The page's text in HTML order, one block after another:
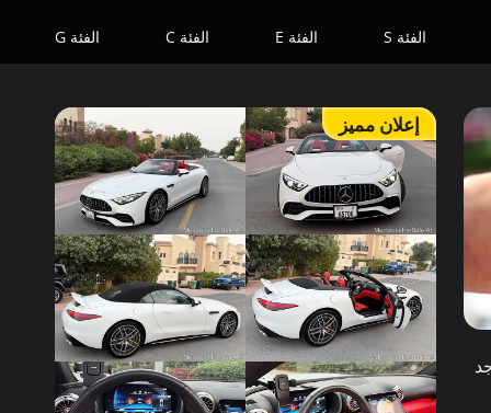
الفئة S الفئة E الفئة C الفئة G
إعلان مميز